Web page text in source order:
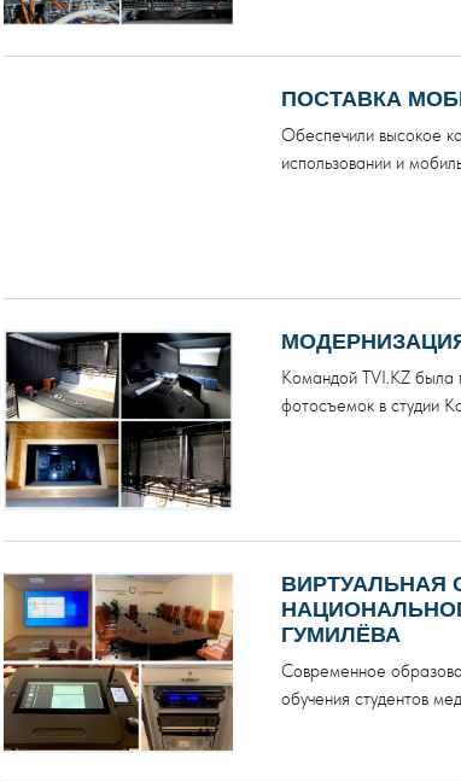
ПОСТАВКА
Обеспечили высокое
использовании и
Командой TVI.KZ была
фотосъемок в студии
ВИРТУАЛЬНАЯ
ГУМИЛЁВА
Cовременное
обучения студентов